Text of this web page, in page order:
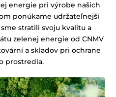
energie pri výrobe našich
ponúkame udržateľnejší
stratili svoju kvalitu a
zelenej energie od CNMV
a skladov pri ochrane
prostredia.